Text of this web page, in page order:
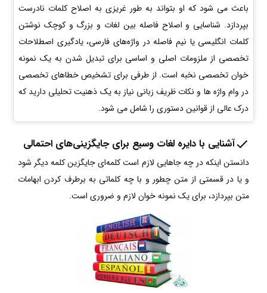
باعث می شود که او بتواند به طور غریزی به اصلاح کلمات نادرست
بپردازد. شناسایی و اصلاح فاصله بین لغات و بزرگ و کوچک نوشتن
کلمات انگلیسی یا نیم فاصله در واژه‌های فارسی، یادگیری اصطلاحات
تخصصی از ملزومات اصلی و اساسی برای تبدیل شدن به یک نمونه
خوان تخصصی نخبه است. از طرفی برای تشخیص خطاهای تخصصی
در وام واژه ها و نکات ظریف زبانی نیاز به یک ذهنیت تحلیلی دارید که
درک عالی از قوانین دستوری را شامل می شود.
آشنایی با دایره لغات وسیع برای جایگزینی‌های احتمالی
دانستن اینکه در چه جاهایی لازم است کلمه‌ای جایگزین کلمه دیگر شود
و یا در قسمتی از متن چطور و با چه کلماتی به برطرف کردن ابهامات
متن بپردازد، برای یک نمونه خوان لازم و ضروری است.